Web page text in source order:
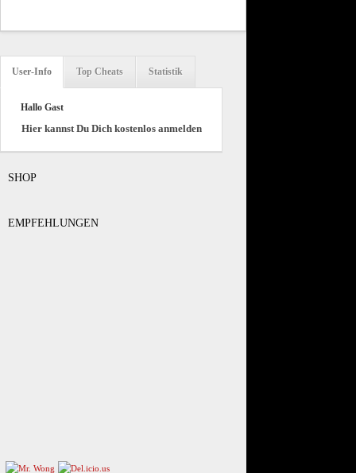
User-Info Top Cheats Statistik
Hallo Gast
Hier kannst Du Dich kostenlos anmelden
SHOP
EMPFEHLUNGEN